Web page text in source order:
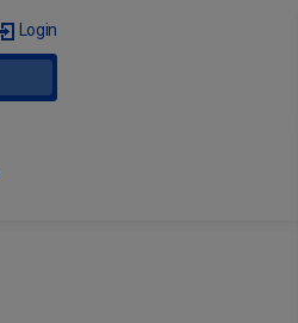
Login